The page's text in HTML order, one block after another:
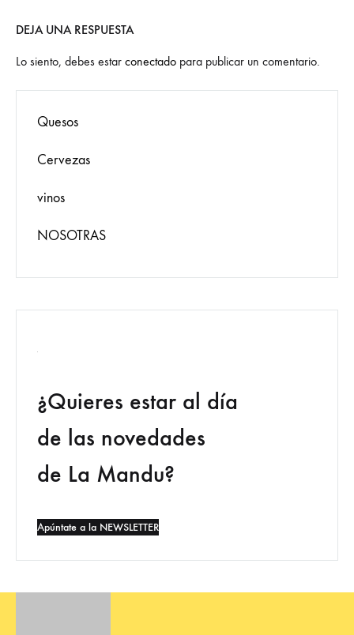
DEJA UNA RESPUESTA
Lo siento, debes estar conectado para publicar un comentario.
Quesos
Cervezas
vinos
NOSOTRAS
¿Quieres estar al día
de las novedades
de La Mandu?
Apúntate a la NEWSLETTER